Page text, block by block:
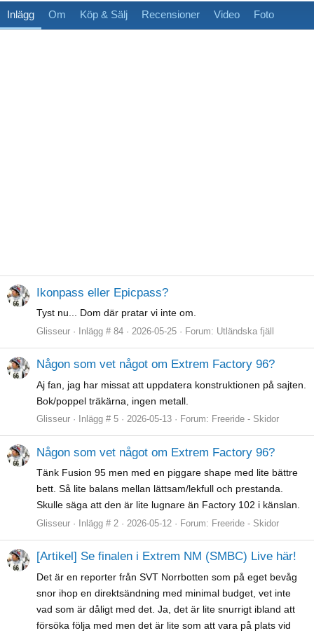
Inlägg Om Köp & Sälj Recensioner Video Foto
Ikonpass eller Epicpass?
Tyst nu... Dom där pratar vi inte om.
Glisseur Inlägg # 84 2026-05-25 Forum: Utländska fjäll
Någon som vet något om Extrem Factory 96?
Aj fan, jag har missat att uppdatera konstruktionen på sajten.
Bok/poppel träkärna, ingen metall.
Glisseur Inlägg # 5 2026-05-13 Forum: Freeride - Skidor
Någon som vet något om Extrem Factory 96?
Tänk Fusion 95 men med en piggare shape med lite bättre
bett. Så lite balans mellan lättsam/lekfull och prestanda.
Skulle säga att den är lite lugnare än Factory 102 i känslan.
Glisseur Inlägg # 2 2026-05-12 Forum: Freeride - Skidor
[Artikel] Se finalen i Extrem NM (SMBC) Live här!
Det är en reporter från SVT Norrbotten som på eget bevåg
snor ihop en direktsändning med minimal budget, vet inte
vad som är dåligt med det. Ja, det är lite snurrigt ibland att
försöka följa med men det är lite som att vara på plats vid